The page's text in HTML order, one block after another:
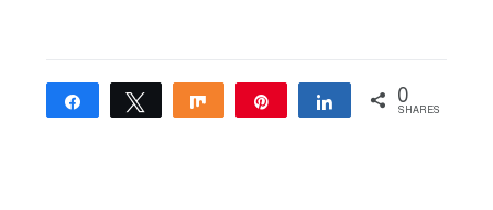
Share Tweet Share Share 0
SHARES